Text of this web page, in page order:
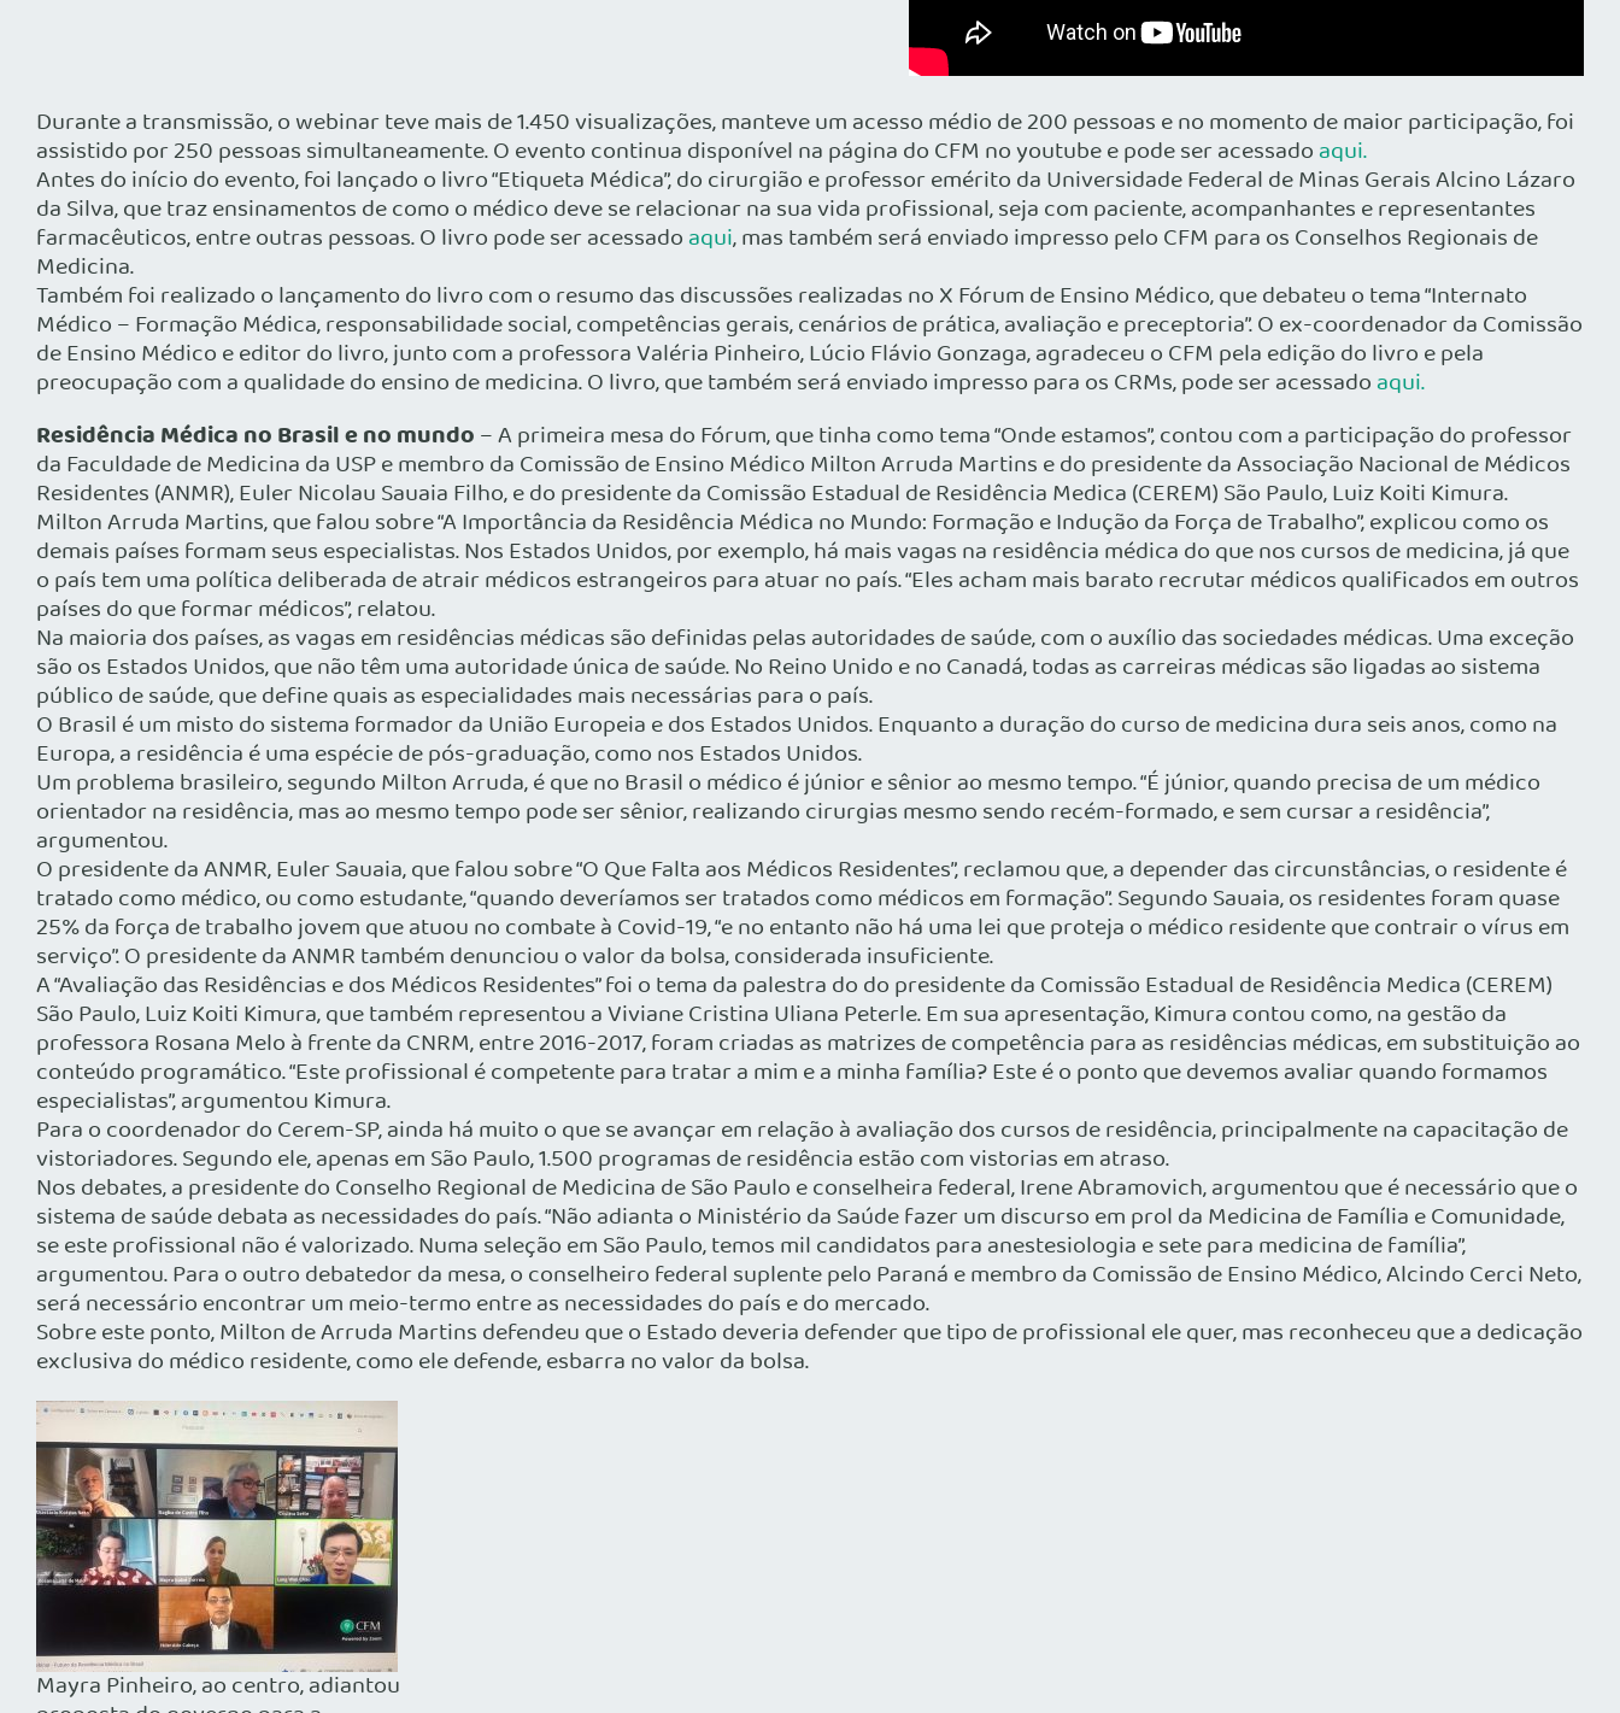
Durante a transmissão, o webinar teve mais de 1.450 visualizações, manteve um acesso médio de 200 pessoas e no momento de maior participação, foi
assistido por 250 pessoas simultaneamente. O evento continua disponível na página do CFM no youtube e pode ser acessadoaqui.
Antes do início do evento, foi lançado o livro “Etiqueta Médica”, do cirurgião e professor emérito da Universidade Federal de Minas Gerais Alcino Lázaro
da Silva, que traz ensinamentos de como o médico deve se relacionar na sua vida profissional, seja com paciente, acompanhantes e representantes
farmacêuticos, entre outras pessoas. O livro pode ser acessadoaqui, mas também será enviado impresso pelo CFM para os Conselhos Regionais de
Medicina.
Também foi realizado o lançamento do livro com o resumo das discussões realizadas no X Fórum de Ensino Médico, que debateu o tema “Internato
Médico – Formação Médica, responsabilidade social, competências gerais, cenários de prática, avaliação e preceptoria”. O ex-coordenador da Comissão
de Ensino Médico e editor do livro, junto com a professora Valéria Pinheiro, Lúcio Flávio Gonzaga, agradeceu o CFM pela edição do livro e pela
preocupação com a qualidade do ensino de medicina. O livro, que também será enviado impresso para os CRMs, pode ser acessadoaqui.
Residência Médica no Brasil e no mundo – A primeira mesa do Fórum, que tinha como tema “Onde estamos”, contou com a participação do professor
da Faculdade de Medicina da USP e membro da Comissão de Ensino Médico Milton Arruda Martins e do presidente da Associação Nacional de Médicos
Residentes (ANMR), Euler Nicolau Sauaia Filho, e do presidente da Comissão Estadual de Residência Medica (CEREM) São Paulo, Luiz Koiti Kimura.
Milton Arruda Martins, que falou sobre “A Importância da Residência Médica no Mundo: Formação e Indução da Força de Trabalho”, explicou como os
demais países formam seus especialistas. Nos Estados Unidos, por exemplo, há mais vagas na residência médica do que nos cursos de medicina, já que
o país tem uma política deliberada de atrair médicos estrangeiros para atuar no país. “Eles acham mais barato recrutar médicos qualificados em outros
países do que formar médicos”, relatou.
Na maioria dos países, as vagas em residências médicas são definidas pelas autoridades de saúde, com o auxílio das sociedades médicas. Uma exceção
são os Estados Unidos, que não têm uma autoridade única de saúde. No Reino Unido e no Canadá, todas as carreiras médicas são ligadas ao sistema
público de saúde, que define quais as especialidades mais necessárias para o país.
O Brasil é um misto do sistema formador da União Europeia e dos Estados Unidos. Enquanto a duração do curso de medicina dura seis anos, como na
Europa, a residência é uma espécie de pós-graduação, como nos Estados Unidos.
Um problema brasileiro, segundo Milton Arruda, é que no Brasil o médico é júnior e sênior ao mesmo tempo. “É júnior, quando precisa de um médico
orientador na residência, mas ao mesmo tempo pode ser sênior, realizando cirurgias mesmo sendo recém-formado, e sem cursar a residência”,
argumentou.
O presidente da ANMR, Euler Sauaia, que falou sobre “O Que Falta aos Médicos Residentes”, reclamou que, a depender das circunstâncias, o residente é
tratado como médico, ou como estudante, “quando deveríamos ser tratados como médicos em formação”. Segundo Sauaia, os residentes foram quase
25% da força de trabalho jovem que atuou no combate à Covid-19, “e no entanto não há uma lei que proteja o médico residente que contrair o vírus em
serviço”. O presidente da ANMR também denunciou o valor da bolsa, considerada insuficiente.
A “Avaliação das Residências e dos Médicos Residentes” foi o tema da palestra do do presidente da Comissão Estadual de Residência Medica (CEREM)
São Paulo, Luiz Koiti Kimura, que também representou a Viviane Cristina Uliana Peterle. Em sua apresentação, Kimura contou como, na gestão da
professora Rosana Melo à frente da CNRM, entre 2016-2017, foram criadas as matrizes de competência para as residências médicas, em substituição ao
conteúdo programático. “Este profissional é competente para tratar a mim e a minha família? Este é o ponto que devemos avaliar quando formamos
especialistas”, argumentou Kimura.
Para o coordenador do Cerem-SP, ainda há muito o que se avançar em relação à avaliação dos cursos de residência, principalmente na capacitação de
vistoriadores. Segundo ele, apenas em São Paulo, 1.500 programas de residência estão com vistorias em atraso.
Nos debates, a presidente do Conselho Regional de Medicina de São Paulo e conselheira federal, Irene Abramovich, argumentou que é necessário que o
sistema de saúde debata as necessidades do país. “Não adianta o Ministério da Saúde fazer um discurso em prol da Medicina de Família e Comunidade,
se este profissional não é valorizado. Numa seleção em São Paulo, temos mil candidatos para anestesiologia e sete para medicina de família”,
argumentou. Para o outro debatedor da mesa, o conselheiro federal suplente pelo Paraná e membro da Comissão de Ensino Médico, Alcindo Cerci Neto,
será necessário encontrar um meio-termo entre as necessidades do país e do mercado.
Sobre este ponto, Milton de Arruda Martins defendeu que o Estado deveria defender que tipo de profissional ele quer, mas reconheceu que a dedicação
exclusiva do médico residente, como ele defende, esbarra no valor da bolsa.
Mayra Pinheiro, ao centro, adiantou